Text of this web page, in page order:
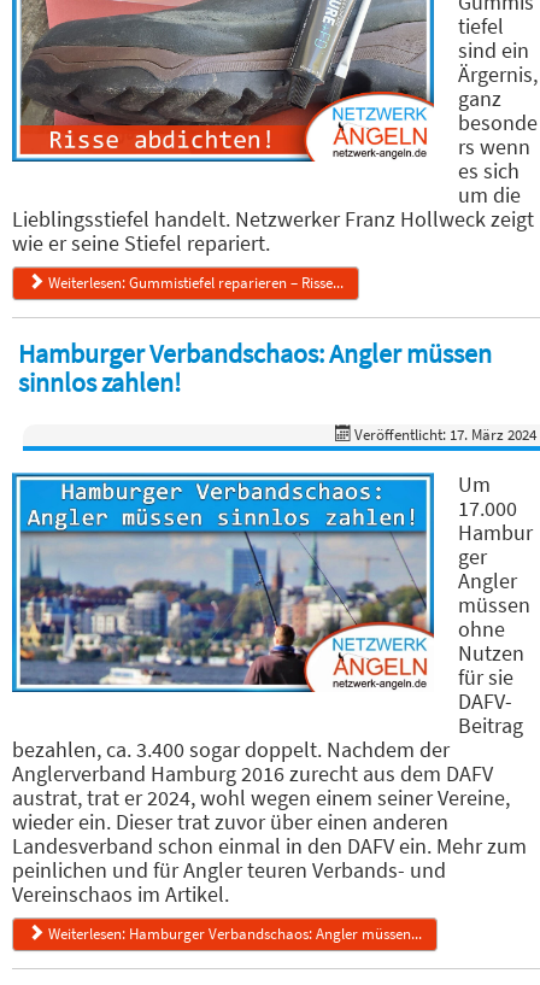
tiefel
sind ein
Ärgernis,
ganz
besonde
rs wenn
es sich
um die
Lieblingsstiefel handelt. Netzwerker Franz Hollweck zeigt
wie er seine Stiefel repariert.
Weiterlesen: Gummistiefel reparieren – Risse...
Hamburger Verbandschaos: Angler müssen
sinnlos zahlen!
Veröffentlicht: 17. März 2024
Um
17.000
Hambur
ger
Angler
müssen
ohne
Nutzen
für sie
DAFV-
Beitrag
bezahlen, ca. 3.400 sogar doppelt. Nachdem der
Anglerverband Hamburg 2016 zurecht aus dem DAFV
austrat, trat er 2024, wohl wegen einem seiner Vereine,
wieder ein. Dieser trat zuvor über einen anderen
Landesverband schon einmal in den DAFV ein. Mehr zum
peinlichen und für Angler teuren Verbands- und
Vereinschaos im Artikel.
Weiterlesen: Hamburger Verbandschaos: Angler müssen...